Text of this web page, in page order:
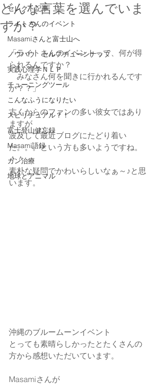
セレクト記事
ライトさんのイベント
Masamiさんと富士山へ
ノウハウ セルフチューンナップ
実践心理学ＮＬＰ
チューニングツール
こんなふうになりたい
スピリチュアル？！
富士登山健忘録
Masami語録
ガン治療
地球とアニマル
どんな言葉を選んでいま
すか？
「ライトさんのイベントって、何が得
られるんですか？
みなさん何を聞きに行かれるんです
か？？」
古くからのファンの多い彼女ではあり
ますが
波及して最近ブログにたどり着い
た。。。という方も多いようですね。
＾＾
素朴な疑問でかわいらしいなぁ～♪と思
います。
沖縄のブルームーンイベント
とっても素晴らしかったとたくさんの
方から感想いただいています。
Masamiさんが